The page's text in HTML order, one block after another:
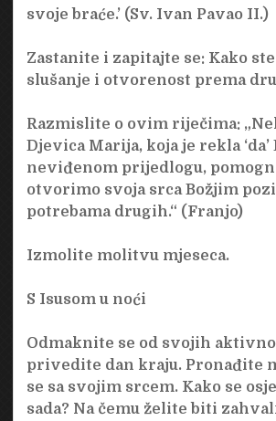
svoje braće.’ (Sv. Ivan Pavao II.)
Zastanite i zapitajte se: Kako
slušanje i otvorenost prema
Razmislite o ovim riječima:
Djevica Marija, koja je rekla ‘da’
neviđenom prijedlogu,
otvorimo svoja srca Božjim
potrebama drugih.“ (Franjo)
Izmolite molitvu mjeseca.
S Isusom u noći
Odmaknite se od svojih
privedite dan kraju. Pronađite
se sa svojim srcem. Kako se
sada? Na čemu želite biti